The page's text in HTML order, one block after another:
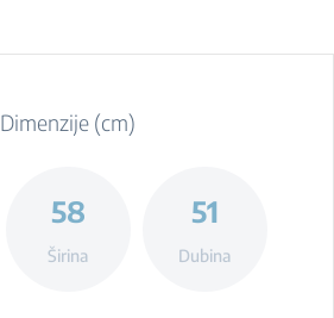
Dimenzije (cm)
58
Širina
51
Dubina